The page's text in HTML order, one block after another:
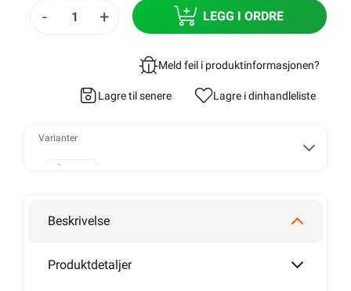
- + LEGG I ORDRE
Meld feil i produktinformasjonen?
Lagre til senere Lagre i dinhandleliste
Varianter
180W
Beskrivelse
Produktdetaljer